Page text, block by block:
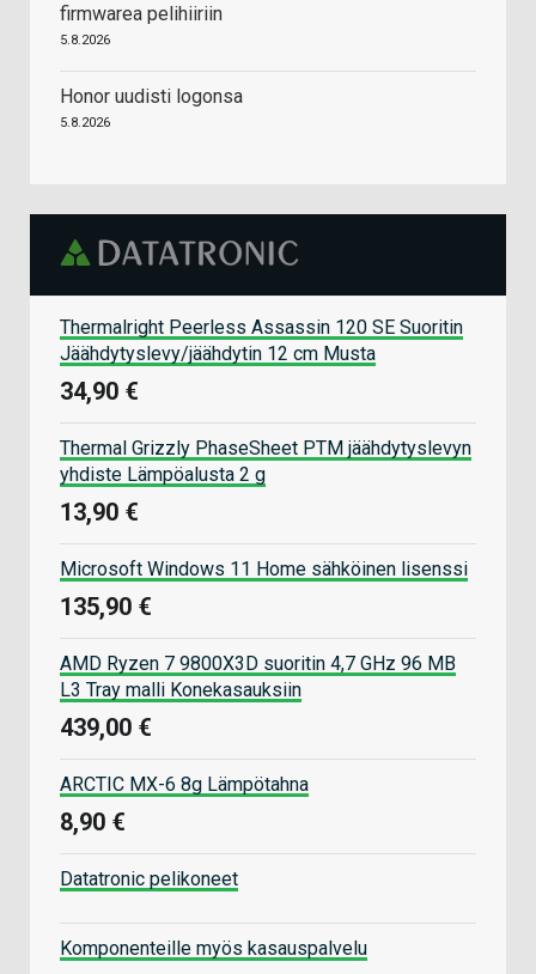
firmwarea pelihiiriin
5.8.2026
Honor uudisti logonsa
5.8.2026
Thermalright Peerless Assassin 120 SE Suoritin
Jäähdytyslevy/jäähdytin 12 cm Musta
34,90 €
Thermal Grizzly PhaseSheet PTM jäähdytyslevyn
yhdiste Lämpöalusta 2 g
13,90 €
Microsoft Windows 11 Home sähköinen lisenssi
135,90 €
AMD Ryzen 7 9800X3D suoritin 4,7 GHz 96 MB
L3 Tray malli Konekasauksiin
439,00 €
ARCTIC MX-6 8g Lämpötahna
8,90 €
Datatronic pelikoneet
Komponenteille myös kasauspalvelu